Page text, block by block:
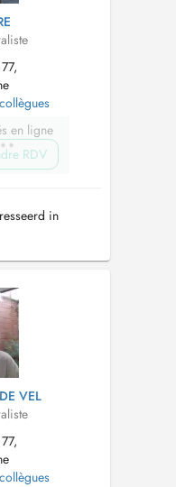
en ligne
RDV
in
VEL